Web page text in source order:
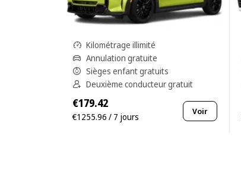
Kilométrage illimité
Annulation gratuite
Sièges enfant gratuits
Deuxième conducteur gratuit
€179.42
€1255.96 / 7 jours Voir